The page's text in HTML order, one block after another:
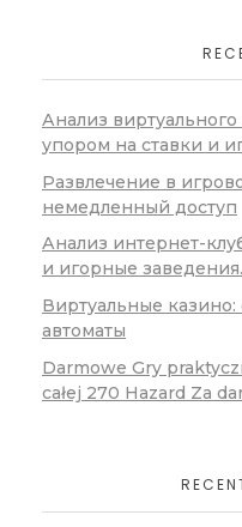
Анализ
упором на ставки и
Развлечение в
немедленный доступ
Анализ интернет-
и игорные заведения.
Виртуальные
автоматы
Darmowe Gry
całej 270 Hazard Za